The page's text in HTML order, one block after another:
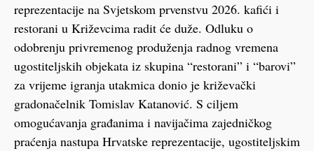
reprezentacije na Svjetskom prvenstvu 2026. kafići i
restorani u Križevcima radit će duže. Odluku o
odobrenju privremenog produženja radnog vremena
ugostiteljskih objekata iz skupina “restorani” i “barovi”
za vrijeme igranja utakmica donio je križevački
gradonačelnik Tomislav Katanović. S ciljem
omogućavanja građanima i navijačima zajedničkog
praćenja nastupa Hrvatske reprezentacije, ugostiteljskim